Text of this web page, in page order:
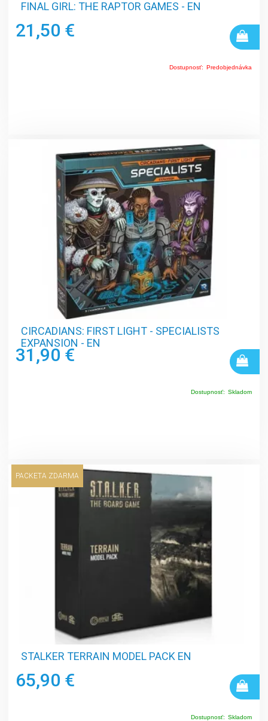
FINAL GIRL: THE RAPTOR GAMES - EN
21,50 €
Dostupnosť: Predobjednávka
CIRCADIANS: FIRST LIGHT - SPECIALISTS
EXPANSION - EN
31,90 €
Dostupnosť: Skladom
PACKETA ZDARMA
STALKER TERRAIN MODEL PACK EN
65,90 €
Dostupnosť: Skladom